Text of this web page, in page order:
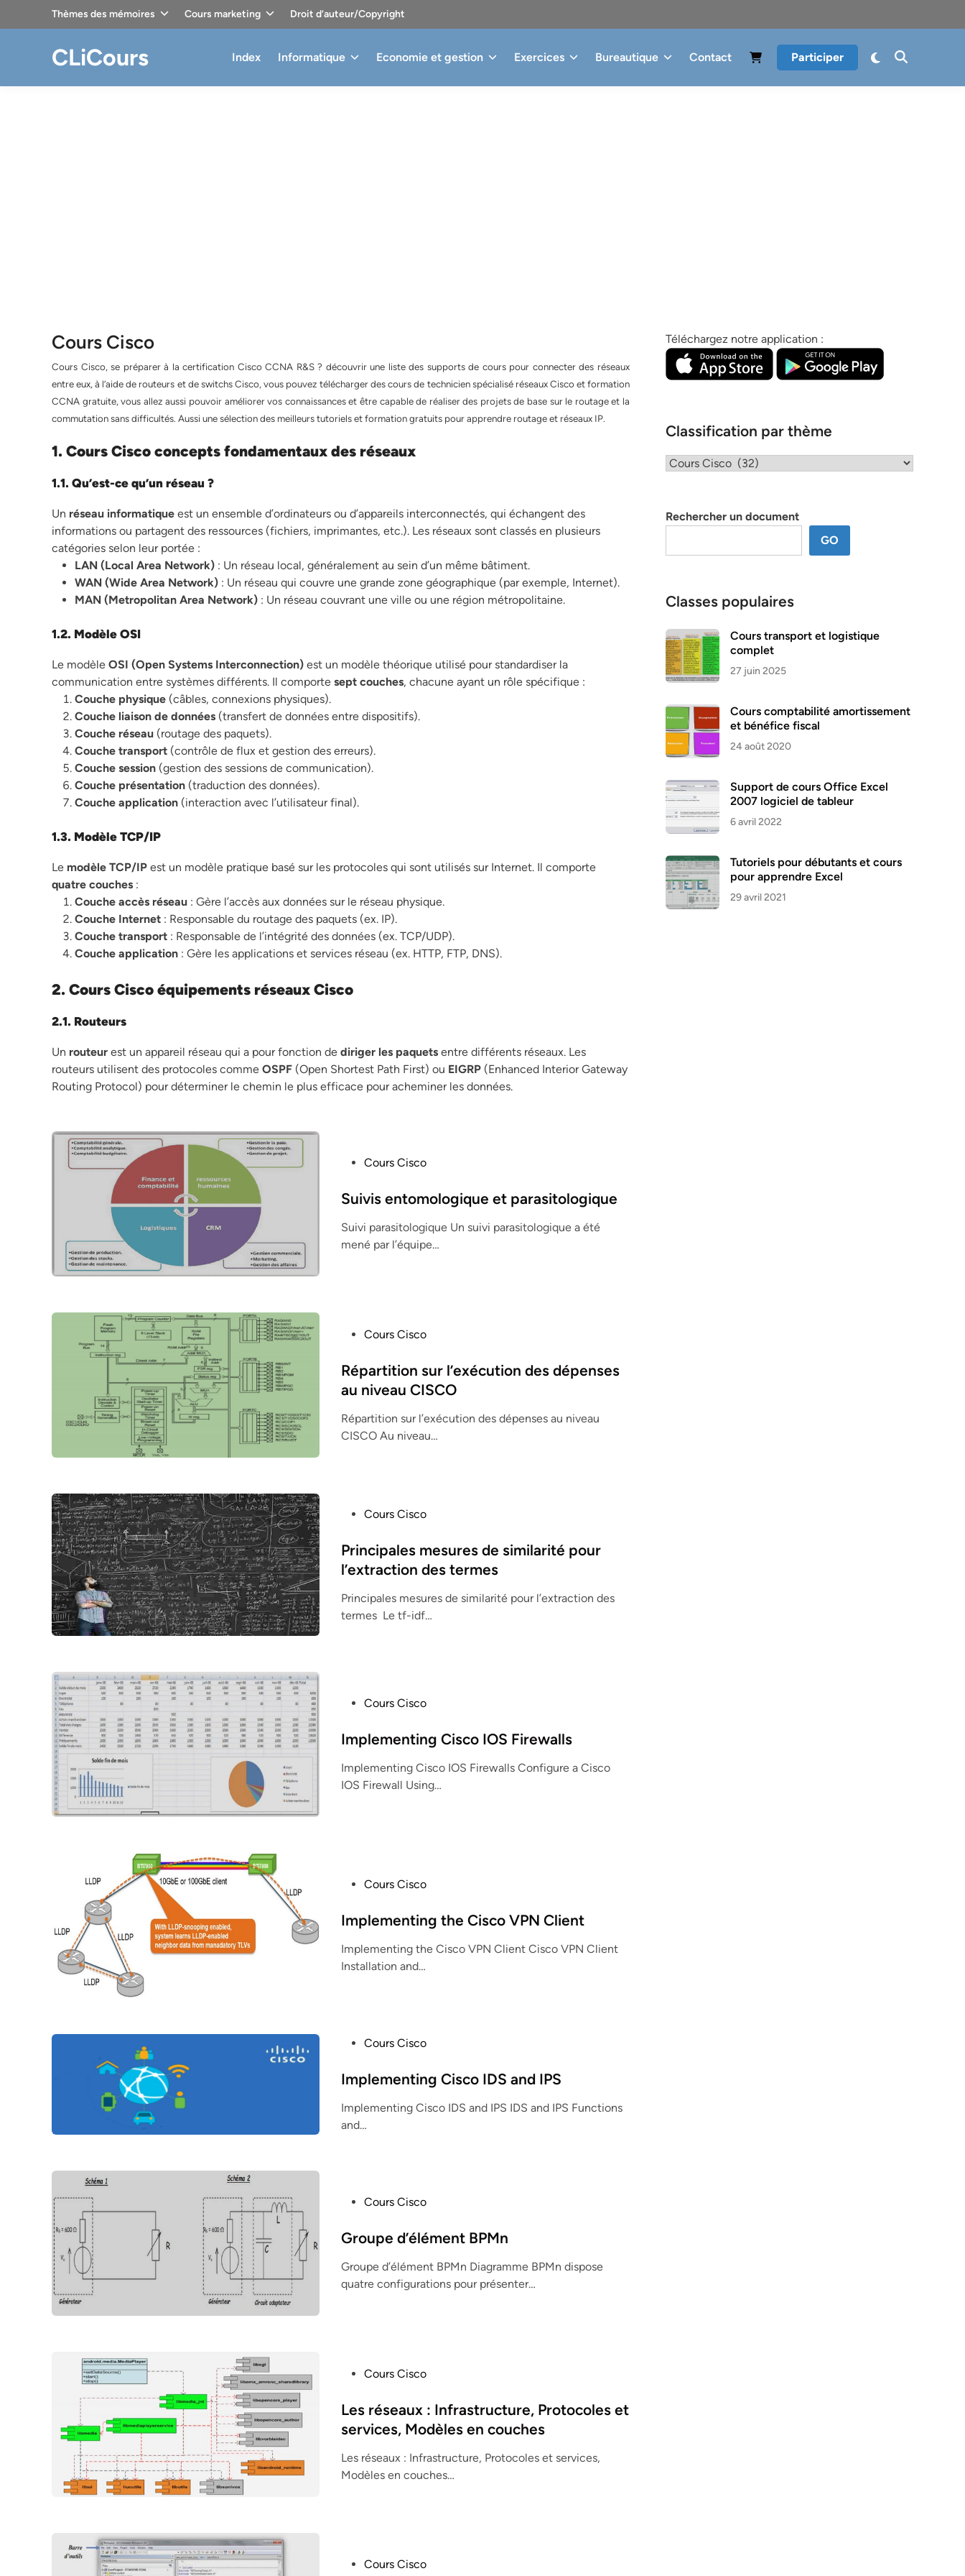
Thèmes des mémoires Cours marketing Droit d’auteur/Copyright
CLiCours Index Informatique Economie et gestion Exercices Bureautique Contact Participer
Cours Cisco
Cours Cisco, se préparer à la certification Cisco CCNA R&S ? découvrir une liste des supports de cours pour connecter des réseaux
entre eux, à l’aide de routeurs et de switchs Cisco, vous pouvez télécharger des cours de technicien spécialisé réseaux Cisco et formation
CCNA gratuite, vous allez aussi pouvoir améliorer vos connaissances et être capable de réaliser des projets de base sur le routage et la
commutation sans difficultés. Aussi une sélection des meilleurs tutoriels et formation gratuits pour apprendre routage et réseaux IP.
1. Cours Cisco concepts fondamentaux des réseaux
1.1. Qu’est-ce qu’un réseau ?
Un réseau informatique est un ensemble d’ordinateurs ou d’appareils interconnectés, qui échangent des
informations ou partagent des ressources (fichiers, imprimantes, etc.). Les réseaux sont classés en plusieurs
catégories selon leur portée :
LAN (Local Area Network) : Un réseau local, généralement au sein d’un même bâtiment.
WAN (Wide Area Network) : Un réseau qui couvre une grande zone géographique (par exemple, Internet).
MAN (Metropolitan Area Network) : Un réseau couvrant une ville ou une région métropolitaine.
1.2. Modèle OSI
Le modèle OSI (Open Systems Interconnection) est un modèle théorique utilisé pour standardiser la
communication entre systèmes différents. Il comporte sept couches, chacune ayant un rôle spécifique :
Couche physique (câbles, connexions physiques).
Couche liaison de données (transfert de données entre dispositifs).
Couche réseau (routage des paquets).
Couche transport (contrôle de flux et gestion des erreurs).
Couche session (gestion des sessions de communication).
Couche présentation (traduction des données).
Couche application (interaction avec l’utilisateur final).
1.3. Modèle TCP/IP
Le modèle TCP/IP est un modèle pratique basé sur les protocoles qui sont utilisés sur Internet. Il comporte
quatre couches :
Couche accès réseau : Gère l’accès aux données sur le réseau physique.
Couche Internet : Responsable du routage des paquets (ex. IP).
Couche transport : Responsable de l’intégrité des données (ex. TCP/UDP).
Couche application : Gère les applications et services réseau (ex. HTTP, FTP, DNS).
2. Cours Cisco équipements réseaux Cisco
2.1. Routeurs
Un routeur est un appareil réseau qui a pour fonction de diriger les paquets entre différents réseaux. Les
routeurs utilisent des protocoles comme OSPF (Open Shortest Path First) ou EIGRP (Enhanced Interior Gateway
Routing Protocol) pour déterminer le chemin le plus efficace pour acheminer les données.
s
e
d
Cours Cisco
Suivis entomologique et parasitologique
Suivi parasitologique Un suivi parasitologique a été
mené par l’équipe…
s
t
d
i
Cours Cisco
Répartition sur l’exécution des dépenses
au niveau CISCO
Répartition sur l’exécution des dépenses au niveau
CISCO Au niveau…
s
t
d
i
Cours Cisco
Principales mesures de similarité pour
l’extraction des termes
Principales mesures de similarité pour l’extraction des
termes Le tf-idf…
s
e
d
Cours Cisco
Implementing Cisco IOS Firewalls
Implementing Cisco IOS Firewalls Configure a Cisco
IOS Firewall Using…
s
e
d
Cours Cisco
Implementing the Cisco VPN Client
Implementing the Cisco VPN Client Cisco VPN Client
Installation and…
s
e
d
Cours Cisco
Implementing Cisco IDS and IPS
Implementing Cisco IDS and IPS IDS and IPS Functions
and…
s
e
d
Cours Cisco
Groupe d’élément BPMn
Groupe d’élément BPMn Diagramme BPMn dispose
quatre configurations pour présenter…
s
t
d
i
Cours Cisco
Les réseaux : Infrastructure, Protocoles et
services, Modèles en couches
Les réseaux : Infrastructure, Protocoles et services,
Modèles en couches…
Cours Cisco
Téléchargez notre application :
Classification par thème
Classification
Rechercher un document
GO
Classes populaires
Cours transport et logistique
complet
27 juin 2025
Cours comptabilité amortissement
et bénéfice fiscal
24 août 2020
Support de cours Office Excel
2007 logiciel de tableur
6 avril 2022
Tutoriels pour débutants et cours
pour apprendre Excel
29 avril 2021